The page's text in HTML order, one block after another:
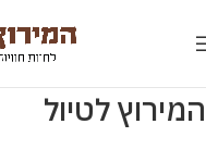
המירוץ לטיול